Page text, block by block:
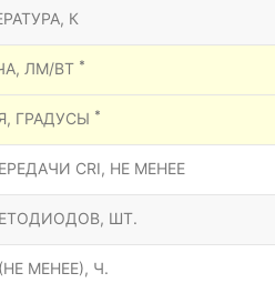
К
ЛМ/ВТ *
ГРАДУСЫ *
CRI, НЕ МЕНЕЕ
ШТ.
МЕНЕЕ), Ч.